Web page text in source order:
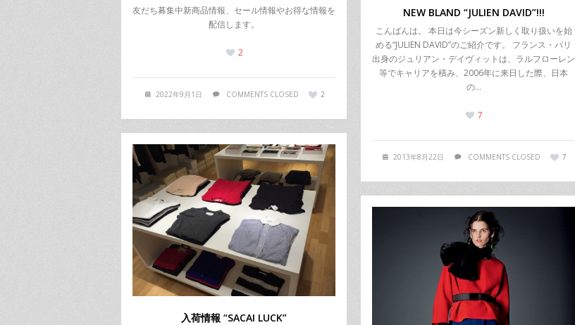
友だち募集中新商品情報、セール情報やお得な情報を
配信します。
2
2022年9月1日 COMMENTS CLOSED 2
NEW BLAND “JULIEN DAVID”!!!
こんばんは。 本日は今シーズン新しく取り扱いを始
める“JULIEN DAVID”のご紹介です。 フランス・パリ
出身のジュリアン・デイヴィットは、ラルフローレン
等でキャリアを積み、2006年に来日した際、日本
の…
7
2013年8月22日 COMMENTS CLOSED 7
入荷情報 “SACAI LUCK”